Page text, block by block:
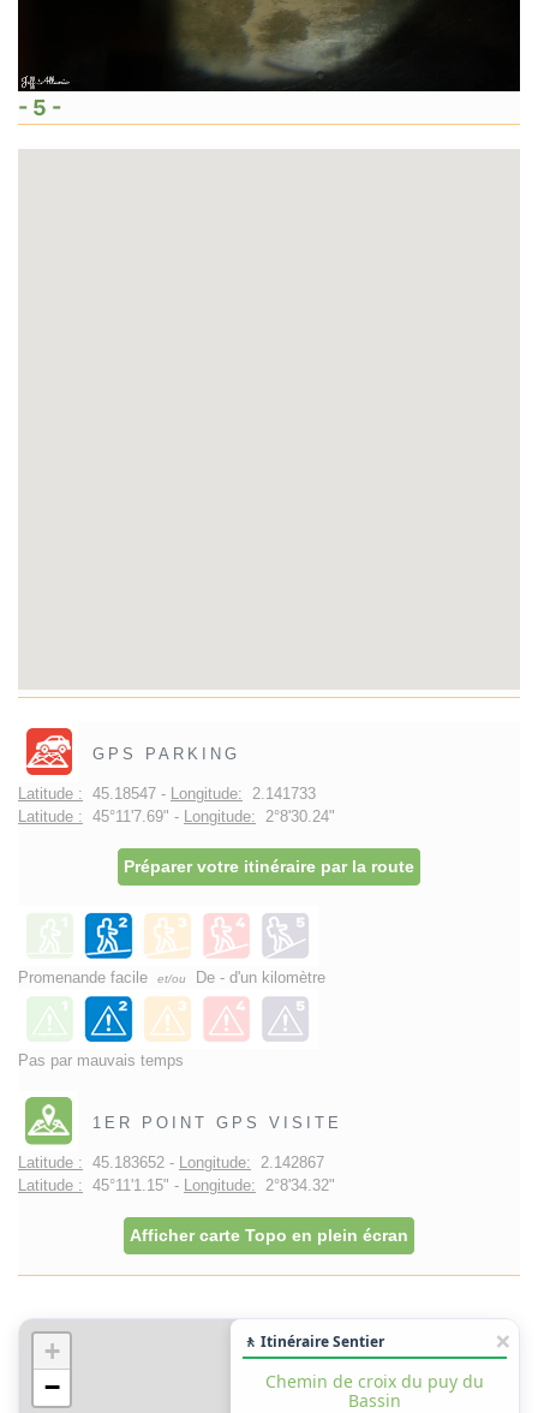
- 5 -
GPS PARKING
Latitude : 45.18547 - Longitude: 2.141733
Latitude : 45°11'7.69" - Longitude: 2°8'30.24"
Préparer votre itinéraire par la route
Promenande facile et/ou De - d'un kilomètre
Pas par mauvais temps
1ER POINT GPS VISITE
Latitude : 45.183652 - Longitude: 2.142867
Latitude : 45°11'1.15" - Longitude: 2°8'34.32"
Afficher carte Topo en plein écran
+
−
🚶 Itinéraire Sentier
Chemin de croix du puy du
Bassin